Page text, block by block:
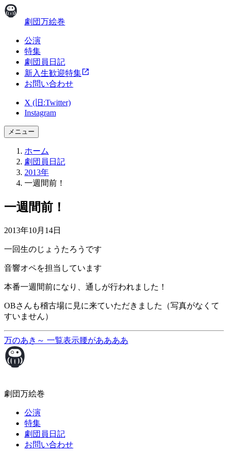
劇団万絵巻
公演
特集
劇団員日記
新入生歓迎特集
お問い合わせ
X (旧:Twitter)
Instagram
メニュー
ホーム
劇団員日記
2013年
一週間前！
一週間前！
2013年10月14日
一回生のじょうたろうです
音響オペを担当しています
本番一週間前になり、通しが行われました！
OBさんも稽古場に見に来ていただきました（写真がなくて
すいません）
万のあき～ 一覧表示腰がああああ
劇団万絵巻
公演
特集
劇団員日記
お問い合わせ